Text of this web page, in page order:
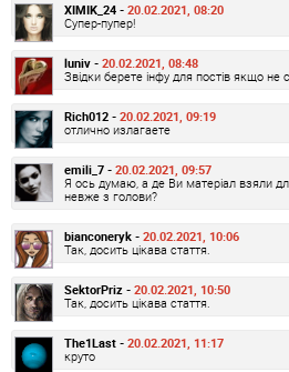
XIMIK_24 - 20.02.2021, 08:20
Супер-пупер!
luniv - 20.02.2021, 08:48
Звідки берете інфу для постів якщо не
Rich012 - 20.02.2021, 09:19
отлично излагаете
emili_7 - 20.02.2021, 09:57
Я ось думаю, а де Ви матеріал взяли
невже з голови?
bianconeryk - 20.02.2021, 10:06
Так, досить цікава стаття.
SektorPriz - 20.02.2021, 10:50
Так, досить цікава стаття.
The1Last - 20.02.2021, 11:17
круто